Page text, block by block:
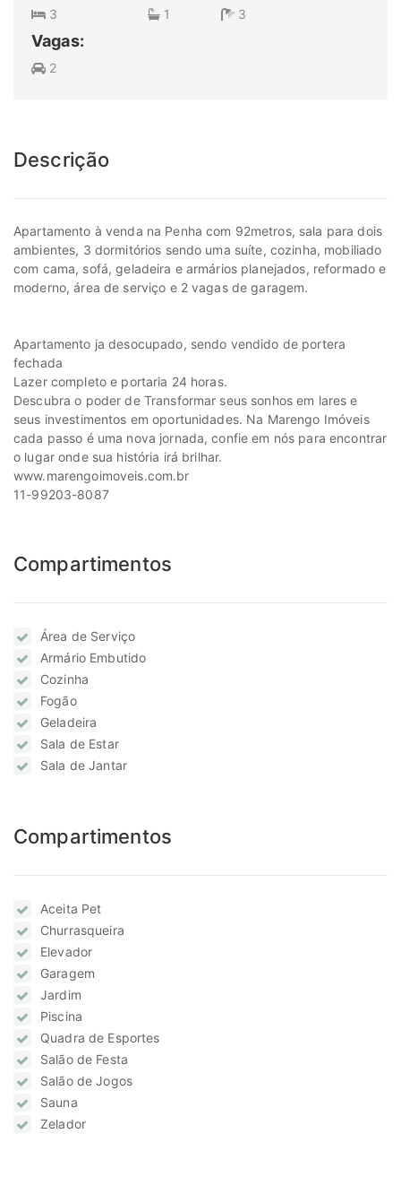
3 1 3
Vagas:
2
Descrição
Apartamento à venda na Penha com 92metros, sala para dois
ambientes, 3 dormitórios sendo uma suíte, cozinha, mobiliado
com cama, sofá, geladeira e armários planejados, reformado e
moderno, área de serviço e 2 vagas de garagem.
Apartamento ja desocupado, sendo vendido de portera
fechada
Lazer completo e portaria 24 horas.
Descubra o poder de Transformar seus sonhos em lares e
seus investimentos em oportunidades. Na Marengo Imóveis
cada passo é uma nova jornada, confie em nós para encontrar
o lugar onde sua história irá brilhar.
www.marengoimoveis.com.br
11-99203-8087
Compartimentos
Área de Serviço
Armário Embutido
Cozinha
Fogão
Geladeira
Sala de Estar
Sala de Jantar
Compartimentos
Aceita Pet
Churrasqueira
Elevador
Garagem
Jardim
Piscina
Quadra de Esportes
Salão de Festa
Salão de Jogos
Sauna
Zelador